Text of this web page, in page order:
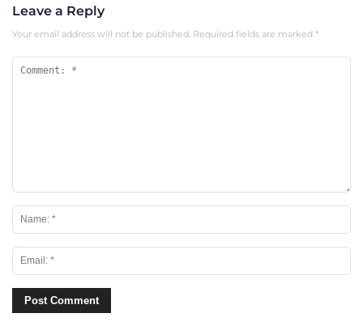
Leave a Reply
Your email address will not be published. Required fields are marked *